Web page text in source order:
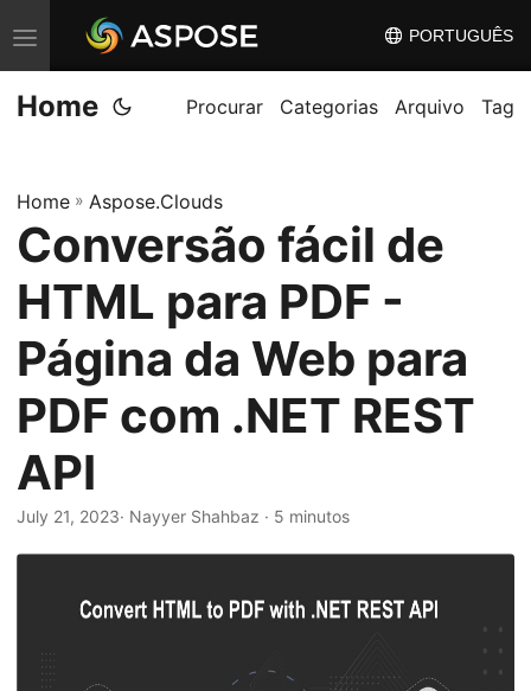
A
l
t
n
a
n
a
v
e
g
a
ç
PORTUGUÊS
Home Procurar Categorias Arquivo Tag
Home » Aspose.Clouds
Conversão fácil de
HTML para PDF -
Página da Web para
PDF com .NET REST
API
July 21, 2023· Nayyer Shahbaz · 5 minutos